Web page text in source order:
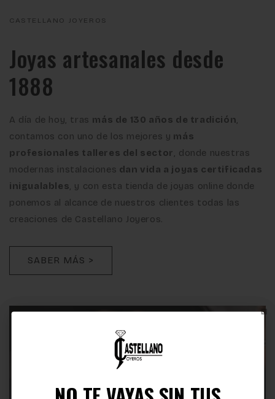
CASTELLANO JOYEROS
Joyas artesanales desde
1888
A día de hoy, tras más de 130 años de tradición,
contamos con uno de los mejores y más
profesionales talleres del sector, donde nuestras
modernas instalaciones dan vida a joyas certificadas
inigualables, y con esta tienda de joyas online donde
ponemos al alcance de nuestros clientes todas las
creaciones de Castellano Joyeros.
SABER MÁS >